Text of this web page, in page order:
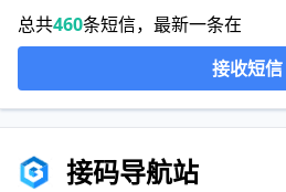
总共460条短信，最新一条在
接收短信
接码导航站